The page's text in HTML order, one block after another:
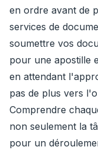
en ordre avant de
services de
soumettre vos
pour une apostille
en attendant
pas de plus vers
Comprendre
non seulement la
pour un